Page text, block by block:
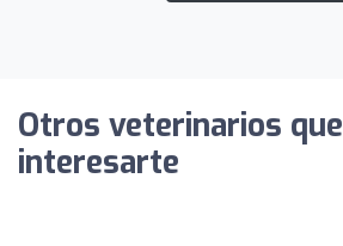
Otros veterinarios
interesarte